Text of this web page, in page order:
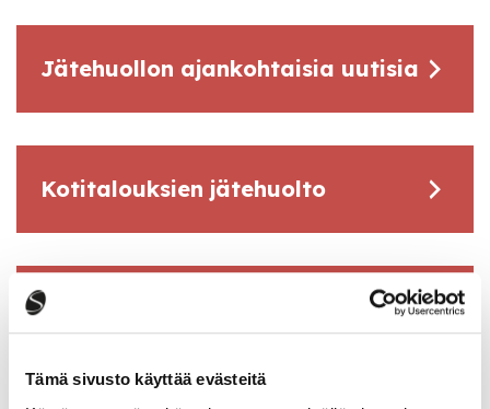
Tämä sivusto käyttää evästeitä
Jätehuollon ajankohtaisia uutisia
Kotitalouksien jätehuolto
Jätevedet